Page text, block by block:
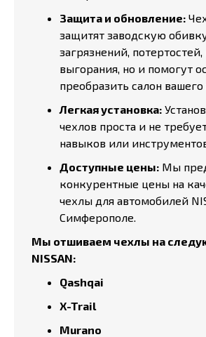
Защита и обновление:
защитят заводскую
загрязнений,
выгорания, но и помогут
преобразить салон
Легкая установка:
чехлов проста и не
навыков или
Доступные цены: Мы
конкурентные цены на
чехлы для автомобилей
Симферополе.
Мы отшиваем чехлы на
NISSAN:
Qashqai
X-Trail
Murano